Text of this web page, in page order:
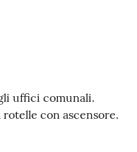
uffici comunali.
rotelle con ascensore.